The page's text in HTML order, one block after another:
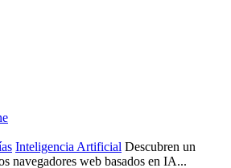
Inteligencia Artificial Descubren un
navegadores web basados en IA...